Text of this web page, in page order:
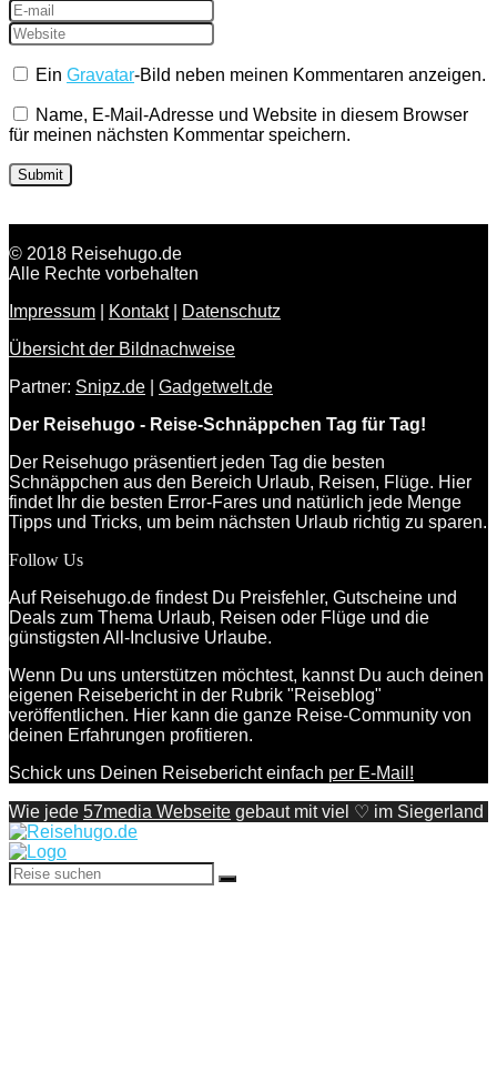
EinGravatar-Bild neben meinen Kommentaren anzeigen.
Name, E-Mail-Adresse und Website in diesem Browser
für meinen nächsten Kommentar speichern.
© 2018 Reisehugo.de
Alle Rechte vorbehalten
Impressum
Kontakt|
Datenschutz
Übersicht der Bildnachweise
Partner: Snipz.de
Gadgetwelt.de
Der Reisehugo - Reise-Schnäppchen Tag für Tag!
Der Reisehugo präsentiert jeden Tag die besten
Schnäppchen aus den Bereich Urlaub, Reisen, Flüge. Hier
findet Ihr die besten Error-Fares und natürlich jede Menge
Tipps und Tricks, um beim nächsten Urlaub richtig zu sparen.
Follow Us
Auf Reisehugo.de findest Du Preisfehler, Gutscheine und
Deals zum Thema Urlaub, Reisen oder Flüge und die
günstigsten All-Inclusive Urlaube.
Wenn Du uns unterstützen möchtest, kannst Du auch deinen
eigenen Reisebericht in der Rubrik "Reiseblog"
veröffentlichen. Hier kann die ganze Reise-Community von
deinen Erfahrungen profitieren.
Schick uns Deinen Reisebericht einfach per E-Mail!
Wie jede 57media Webseite gebaut mit viel ♡ im Siegerland